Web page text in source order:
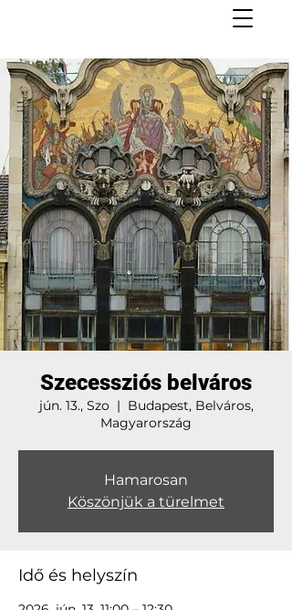
Szecessziós belváros
jún. 13., Szo
  |
Budapest, Belváros,
Magyarország
Hamarosan
Köszönjük a türelmet
Idő és helyszín